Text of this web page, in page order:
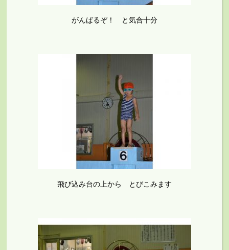
がんばるぞ！ と気合十分
飛び込み台の上から とびこみます